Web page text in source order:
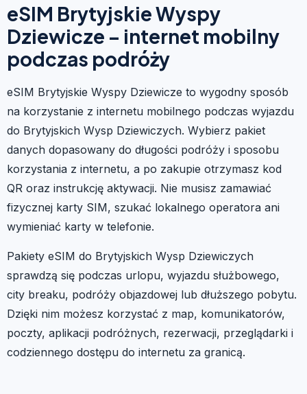
eSIM Brytyjskie Wyspy
Dziewicze – internet mobilny
podczas podróży
eSIM Brytyjskie Wyspy Dziewicze to wygodny sposób
na korzystanie z internetu mobilnego podczas wyjazdu
do Brytyjskich Wysp Dziewiczych. Wybierz pakiet
danych dopasowany do długości podróży i sposobu
korzystania z internetu, a po zakupie otrzymasz kod
QR oraz instrukcję aktywacji. Nie musisz zamawiać
fizycznej karty SIM, szukać lokalnego operatora ani
wymieniać karty w telefonie.
Pakiety eSIM do Brytyjskich Wysp Dziewiczych
sprawdzą się podczas urlopu, wyjazdu służbowego,
city breaku, podróży objazdowej lub dłuższego pobytu.
Dzięki nim możesz korzystać z map, komunikatorów,
poczty, aplikacji podróżnych, rezerwacji, przeglądarki i
codziennego dostępu do internetu za granicą.